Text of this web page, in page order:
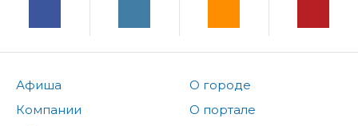
Афиша
Компании
О городе
О портале